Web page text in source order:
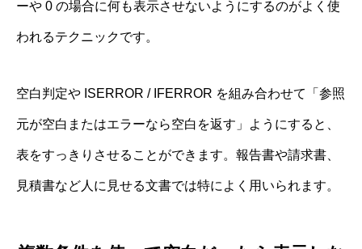
ーや 0 の場合に何も表示させないようにするのがよく使
われるテクニックです。
空白判定や ISERROR / IFERROR を組み合わせて「参照
元が空白またはエラーなら空白を返す」ようにすると、
表をすっきりさせることができます。報告書や請求書、
見積書など人に見せる文書では特によく用いられます。